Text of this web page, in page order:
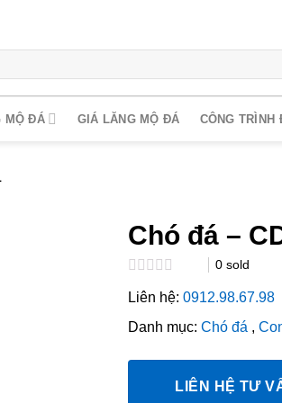
MỘ ĐÁ GIÁ LĂNG MỘ ĐÁ CÔNG TRÌNH
Chó đá –
0.0
of
0 sold
Liên hệ: 0912.98.67.98
Danh mục: Chó đá ,
LIÊN HỆ TƯ